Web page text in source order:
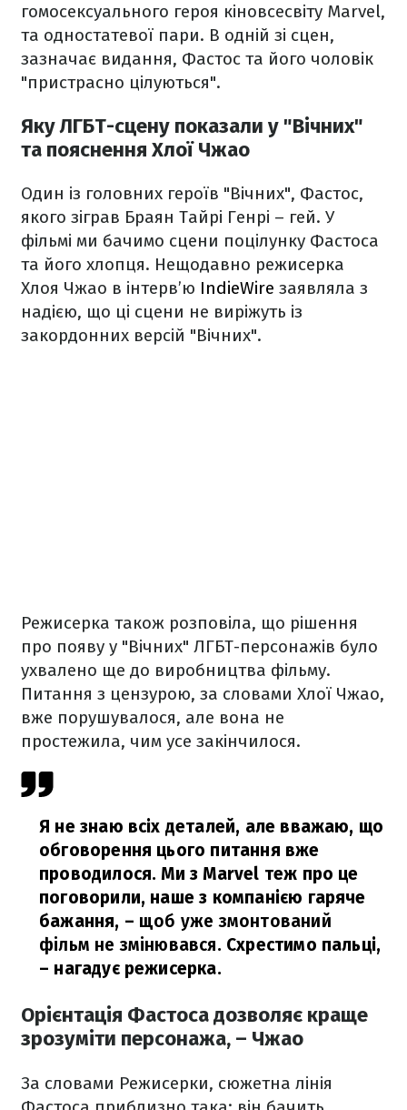
гомосексуального героя кіновсесвіту Marvel,
та одностатевої пари. В одній зі сцен,
зазначає видання, Фастос та його чоловік
"пристрасно цілуються".
Яку ЛГБТ-сцену показали у "Вічних"
та пояснення Хлої Чжао
Один із головних героїв "Вічних", Фастос,
якого зіграв Браян Тайрі Генрі – гей. У
фільмі ми бачимо сцени поцілунку Фастоса
та його хлопця. Нещодавно режисерка
Хлоя Чжао в інтерв’ю IndieWire заявляла з
надією, що ці сцени не виріжуть із
закордонних версій "Вічних".
Режисерка також розповіла, що рішення
про появу у "Вічних" ЛГБТ-персонажів було
ухвалено ще до виробництва фільму.
Питання з цензурою, за словами Хлої Чжао,
вже порушувалося, але вона не
простежила, чим усе закінчилося.
Я не знаю всіх деталей, але вважаю, що
обговорення цього питання вже
проводилося. Ми з Marvel теж про це
поговорили, наше з компанією гаряче
бажання, – щоб уже змонтований
фільм не змінювався. Схрестимо пальці,
– нагадує режисерка.
Орієнтація Фастоса дозволяє краще
зрозуміти персонажа, – Чжао
За словами Режисерки, сюжетна лінія